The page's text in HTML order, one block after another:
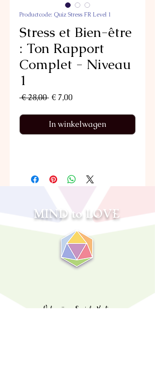
Productcode: Quiz Stress FR Level 1
Stress et Bien-être
: Ton Rapport
Complet - Niveau
1
€ 28,00 Normale
€ 7,00Verkoopprijs
In winkelwagen
MIND to LOVE
Volg mij op Sociale Media